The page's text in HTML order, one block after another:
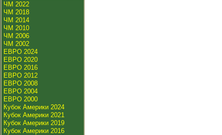
ЧМ 2022
ЧМ 2018
ЧМ 2014
ЧМ 2010
ЧМ 2006
ЧМ 2002
ЕВРО 2024
ЕВРО 2020
ЕВРО 2016
ЕВРО 2012
ЕВРО 2008
ЕВРО 2004
ЕВРО 2000
Кубок Америки 2024
Кубок Америки 2021
Кубок Америки 2019
Кубок Америки 2016